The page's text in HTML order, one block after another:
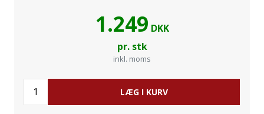
1.249 DKK
pr. stk
inkl. moms
LÆG I KURV